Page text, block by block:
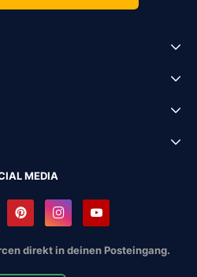
MEDIA
direkt in deinen Posteingang.